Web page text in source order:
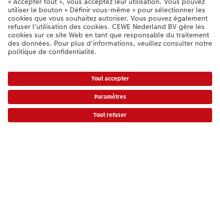
Qualité et sécurité
Certifications
Informations légales